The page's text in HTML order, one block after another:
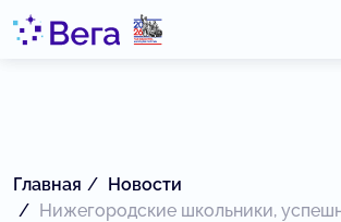
Главная
Новости
Нижегородские школьники,